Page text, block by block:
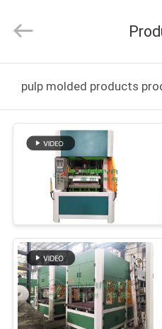
PRODUKTY
FILMY
POKAZ
VR
NAS
Molding
Equipment
All
Reserved.pulp molded products